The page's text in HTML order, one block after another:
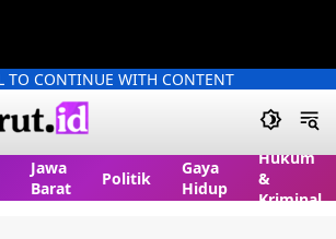
TO CONTINUE WITH CONTENT
Jawa
Barat
Politik
Gaya
Hidup
Hukum
&
Kriminal